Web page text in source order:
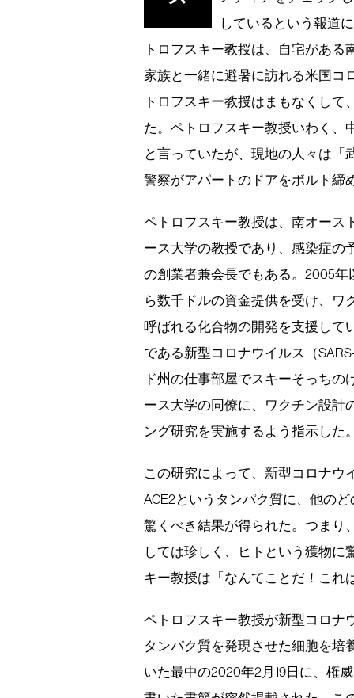
しているという報道
トロフスキー教授は、自宅があ
家族と一緒に避暑に訪れる米国コ
トロフスキー教授はまもなくし
た。ペトロフスキー教授いわく、
と言っていたが、現地の人々は「
警察がアパートのドアをボルト締
ペトロフスキー教授は、南オース
ース大学の教授であり、感染症の
の創業者兼会長でもある。2005
ら数千ドルの資金提供を受け、ワ
呼ばれる化合物の開発を支援して
である新型コロナウイルス（
ド州の仕事部屋でスキーそっち
ース大学の同僚に、ワクチン設計
ング研究を実施するよう指示した
この研究によって、新型コロナウ
ACE2というタンパク質に、他の
驚くべき結果が得られた。つまり
しては珍しく、ヒトという獲物に
キー教授は「なんてことだ！これ
ペトロフスキー教授が新型コロナ
タンパク質を発現させた細胞を培
いた最中の2020年2月19日に、権